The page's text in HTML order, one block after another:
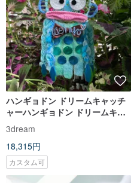
ハンギョドン ドリームキャッチ
ャーハンギョドン ドリームキャ
ッチャー
3dream
18,315円
カスタム可